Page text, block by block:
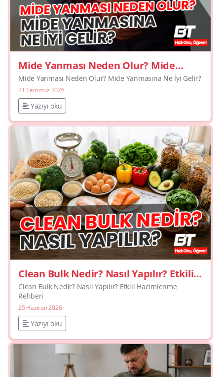
Mide Yanması Neden Olur? Mide
Yanmasına Ne İyi Gelir?
Mide Yanması Neden Olur? Mide Yanmasına Ne İyi Gelir?
21 Temmuz 2026
Yazıyı oku
Clean Bulk Nedir? Nasıl Yapılır? Etkili
Hacimlenme Rehberi
Clean Bulk Nedir? Nasıl Yapılır? Etkili Hacimlenme
Rehberi
25 Haziran 2026
Yazıyı oku